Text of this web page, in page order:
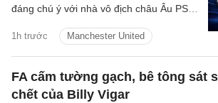
1h trước Manchester United
đáng chú ý với nhà vô địch châu Âu PSG
FA cấm tường gạch, bê tông sát
chết của Billy Vigar